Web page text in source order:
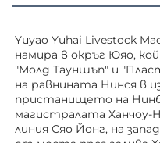
Yuyao Yuhai Livestock
намира в окръг Юяо,
"Молд Тауншъп" и
на равнината Нинся в
пристанището на
магистралата
линия Сяо Йонг, на